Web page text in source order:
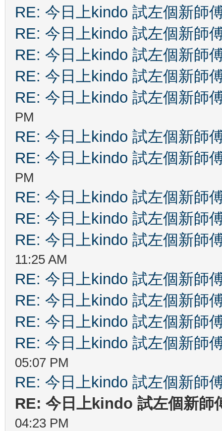
RE: 今日上kindo 試左個新師
RE: 今日上kindo 試左個新師
RE: 今日上kindo 試左個新師
RE: 今日上kindo 試左個新師
RE: 今日上kindo 試左個新師
PM
RE: 今日上kindo 試左個新師
RE: 今日上kindo 試左個新師
PM
RE: 今日上kindo 試左個新師
RE: 今日上kindo 試左個新師
RE: 今日上kindo 試左個新師
11:25 AM
RE: 今日上kindo 試左個新師
RE: 今日上kindo 試左個新師
RE: 今日上kindo 試左個新師
RE: 今日上kindo 試左個新師
05:07 PM
RE: 今日上kindo 試左個新師
RE: 今日上kindo 試左個新師
04:23 PM